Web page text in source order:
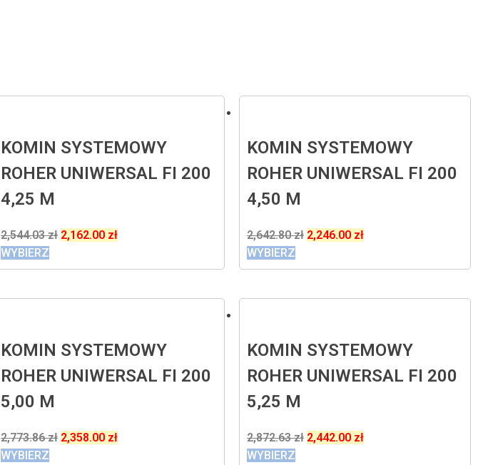
KOMIN SYSTEMOWY
ROHER UNIWERSAL FI 200
4,25 M
2,544.03zł 2,162.00 zł
WYBIERZ
KOMIN SYSTEMOWY
ROHER UNIWERSAL FI 200
4,50 M
2,642.80zł 2,246.00 zł
WYBIERZ
KOMIN SYSTEMOWY
ROHER UNIWERSAL FI 200
5,00 M
2,773.86zł 2,358.00 zł
WYBIERZ
KOMIN SYSTEMOWY
ROHER UNIWERSAL FI 200
5,25 M
2,872.63zł 2,442.00 zł
WYBIERZ